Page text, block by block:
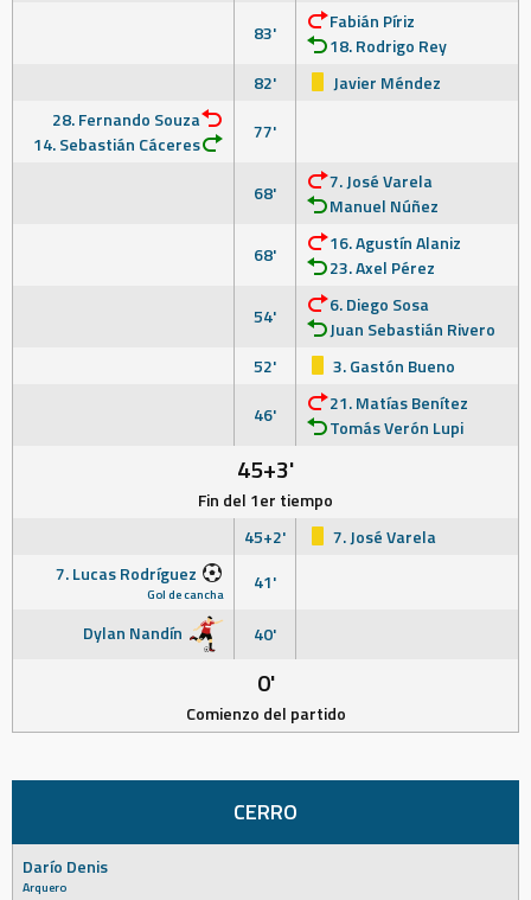
83'
Fabián Píriz
18. Rodrigo Rey
82'
Javier Méndez
28. Fernando Souza
14. Sebastián Cáceres
77'
68'
7. José Varela
Manuel Núñez
68'
16. Agustín Alaniz
23. Axel Pérez
54'
6. Diego Sosa
Juan Sebastián Rivero
52'
3. Gastón Bueno
46'
21. Matías Benítez
Tomás Verón Lupi
45+3'
Fin del 1er tiempo
45+2'
7. José Varela
7. Lucas Rodríguez
Gol de cancha 41'
Dylan Nandín 40'
0'
Comienzo del partido
CERRO
Darío Denis
Arquero